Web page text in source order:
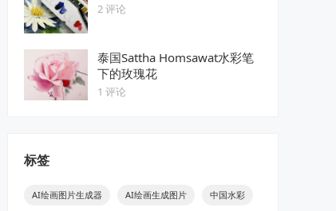
2 评论
泰国Sattha Homsawat水彩笔
下的玫瑰花
1 评论
标签
AI绘画图片生成器 AI绘画生成图片 中国水彩